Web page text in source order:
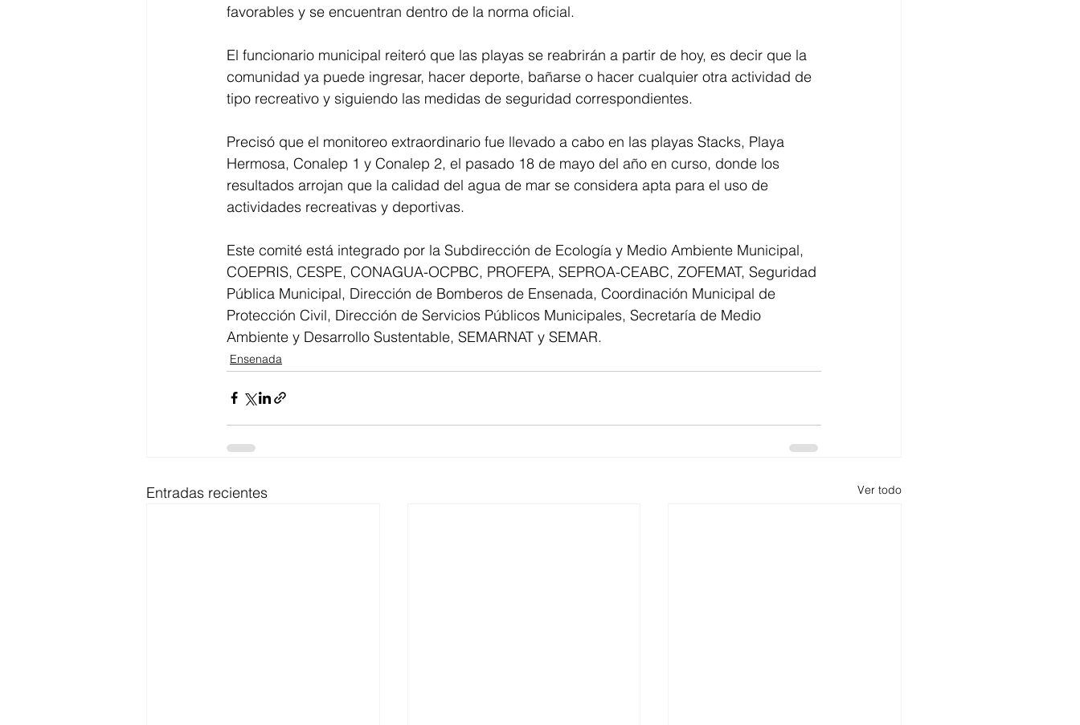
favorables y se encuentran dentro de la norma oficial.
El funcionario municipal reiteró que las playas se reabrirán a partir de hoy, es decir que la
comunidad ya puede ingresar, hacer deporte, bañarse o hacer cualquier otra actividad de
tipo recreativo y siguiendo las medidas de seguridad correspondientes.
Precisó que el monitoreo extraordinario fue llevado a cabo en las playas Stacks, Playa
Hermosa, Conalep 1 y Conalep 2, el pasado 18 de mayo del año en curso, donde los
resultados arrojan que la calidad del agua de mar se considera apta para el uso de
actividades recreativas y deportivas.
Este comité está integrado por la Subdirección de Ecología y Medio Ambiente Municipal,
COEPRIS, CESPE, CONAGUA-OCPBC, PROFEPA, SEPROA-CEABC, ZOFEMAT, Seguridad
Pública Municipal, Dirección de Bomberos de Ensenada, Coordinación Municipal de
Protección Civil, Dirección de Servicios Públicos Municipales, Secretaría de Medio
Ambiente y Desarrollo Sustentable, SEMARNAT y SEMAR.
Ensenada
Entradas recientes Ver todo